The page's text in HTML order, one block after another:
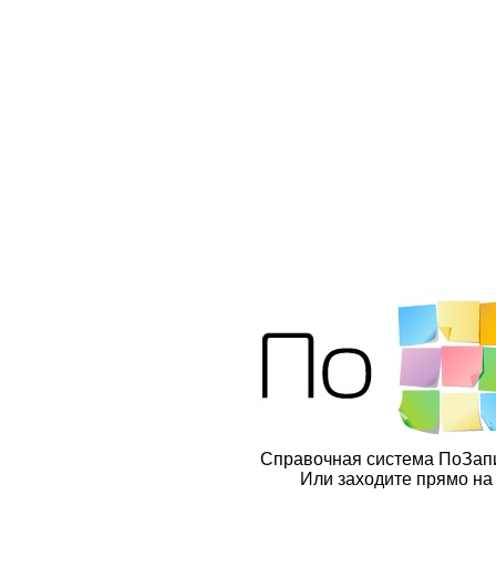
Справочная система
Или заходите прямо на